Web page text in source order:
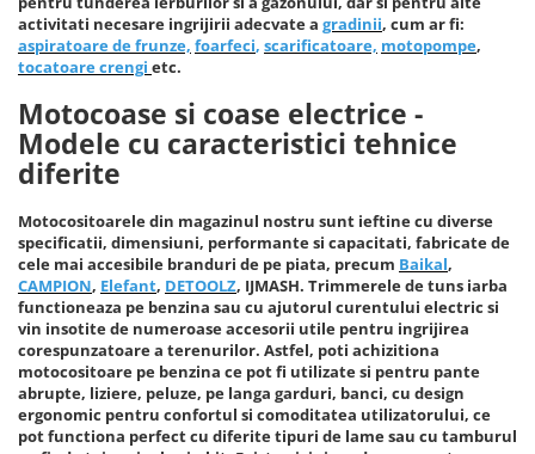
Masini de tuns iarba
Masini batut stalpi si accesorii
Motocoase: Motocositoare pe
benzina si electrice
Motopompe
Motoburghie si Accesorii
Burghiu (FREZA) pentru pamant
Motoburgie
Pompe de stropit atomizoare
Pompe de apa murdara
Pompe de suprafata
Pompe submersibile
Compresoare
Cricuri hidraulice
Carucioare pentru transportat-
Lize
Chei pentru conducte
demolatoare
Capsatoare pneumatice
Despicatoare de busteni si
topoare
Disc taiat metal
Disc cu vidia pentru lemn
Echipamente de protectie
Racitoare de vin
Side-By-Side
Aspiratoare uscat, umed si cenusa
Butelie camping
Butelie camping
Cuptoare
Cuptoare incorporabile
Cuptoare cu microunde
Cuptoare electrice
Friteuze
Climatizare si sisteme de incalzire
Procesare Blendere stick &
procesatoare alimente
Grill-uri si lampi de incalzire
Masini de spalat vase si igiena
Mobilier de inox
Oale & tigai
Pizza, paste si kebab
Portelan, tacamuri si articole
pentru masa
Tavi gastronorm/Accesorii
activitati necesare ingrijirii adecvate a gradinii, cum ar fi:
aspiratoare de frunze, foarfeci, scarificatoare, motopompe,
tocatoare crengi etc.
Motocoase si coase electrice -
Modele cu caracteristici tehnice
diferite
Motocositoarele din magazinul nostru sunt ieftine cu diverse
specificatii, dimensiuni, performante si capacitati, fabricate de
cele mai accesibile branduri de pe piata, precum Baikal,
CAMPION, Elefant, DETOOLZ, IJMASH. Trimmerele de tuns iarba
functioneaza pe benzina sau cu ajutorul curentului electric si
vin insotite de numeroase accesorii utile pentru ingrijirea
corespunzatoare a terenurilor. Astfel, poti achizitiona
motocositoare pe benzina ce pot fi utilizate si pentru pante
abrupte, liziere, peluze, pe langa garduri, banci, cu design
ergonomic pentru confortul si comoditatea utilizatorului, ce
pot functiona perfect cu diferite tipuri de lame sau cu tamburul